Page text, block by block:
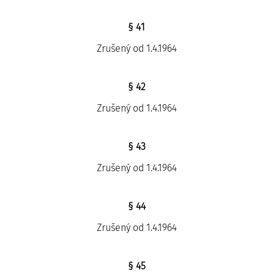
§ 41
Zrušený od 1.4.1964
§ 42
Zrušený od 1.4.1964
§ 43
Zrušený od 1.4.1964
§ 44
Zrušený od 1.4.1964
§ 45